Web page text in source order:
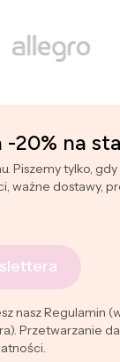
-20% na
Piszemy tylko,
ważne dostawy,
nasz Regulamin
Przetwarzanie